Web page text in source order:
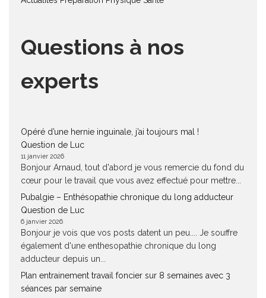
Questions à nos
experts
Opéré d’une hernie inguinale, j’ai toujours mal !
Question de Luc
11 janvier 2026
Bonjour Arnaud, tout d'abord je vous remercie du fond du
cœur pour le travail que vous avez effectué pour mettre...
Pubalgie – Enthésopathie chronique du long adducteur
Question de Luc
6 janvier 2026
Bonjour je vois que vos posts datent un peu.... Je souffre
également d'une enthesopathie chronique du long
adducteur depuis un...
Plan entrainement travail foncier sur 8 semaines avec 3
séances par semaine